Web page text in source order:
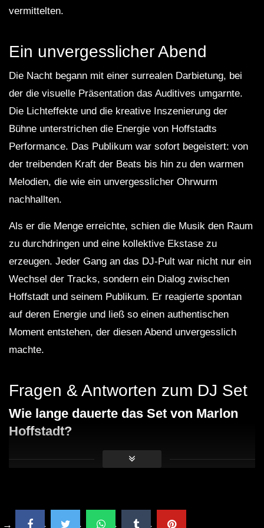
vermittelten.
Ein unvergesslicher Abend
Die Nacht begann mit einer surrealen Darbietung, bei
der die visuelle Präsentation das Auditives umgarnte.
Die Lichteffekte und die kreative Inszenierung der
Bühne unterstrichen die Energie von Hoffstadts
Performance. Das Publikum war sofort begeistert: von
der treibenden Kraft der Beats bis hin zu den warmen
Melodien, die wie ein unvergesslicher Ohrwurm
nachhallten.
Als er die Menge erreichte, schien die Musik den Raum
zu durchdringen und eine kollektive Ekstase zu
erzeugen. Jeder Gang an das DJ-Pult war nicht nur ein
Wechsel der Tracks, sondern ein Dialog zwischen
Hoffstadt und seinem Publikum. Er reagierte spontan
auf deren Energie und ließ so einen authentischen
Moment entstehen, der diesen Abend unvergesslich
machte.
Fragen & Antworten zum DJ Set
Wie lange dauerte das Set von Marlon
Hoffstadt?
Das Set dauerte etwa zwei Stunden und war voller
während seines Sets gespielt?